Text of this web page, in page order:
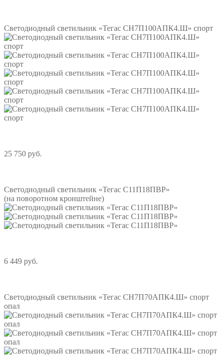
Светодиодный светильник «Тегас СН7П100АПК4.Ш» спорт
25 750 руб.
Светодиодный светильник «Тегас С11П18ПВР»
(на поворотном кронштейне)
6 449 руб.
Светодиодный светильник «Тегас СН7П70АПК4.Ш» спорт
опал